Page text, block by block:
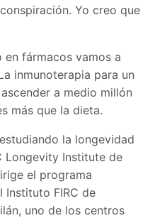
Yo creo que
fármacos vamos a
inmunoterapia para un
a medio millón
más que la dieta.
la longevidad
Longevity Institute de
el programa
Instituto FIRC de
uno de los centros